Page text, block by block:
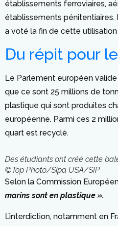
établissements ferroviaires,
établissements
a voté la fin de cette utilisation
Du répit pour
Le Parlement européen
que ce sont 25 millions de
plastique qui sont produites
européenne. Parmi ces 2
quart est recyclé.
Des étudiants ont créé cette
©Top Photo/Sipa USA/SIP
Selon la Commission
marins sont en plastique ».
L’interdiction, notamment en